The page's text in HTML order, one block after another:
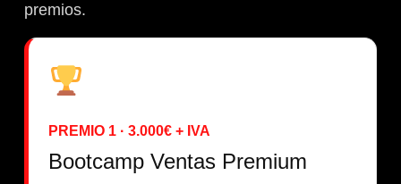
premios.
PREMIO 1 · 3.000€ + IVA
Bootcamp Ventas Premium